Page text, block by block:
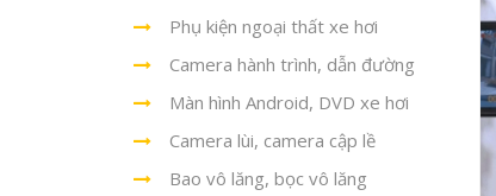
Phụ kiện ngoại thất xe hơi
Camera hành trình, dẫn đường
Màn hình Android, DVD xe hơi
Camera lùi, camera cập lề
Bao vô lăng, bọc vô lăng